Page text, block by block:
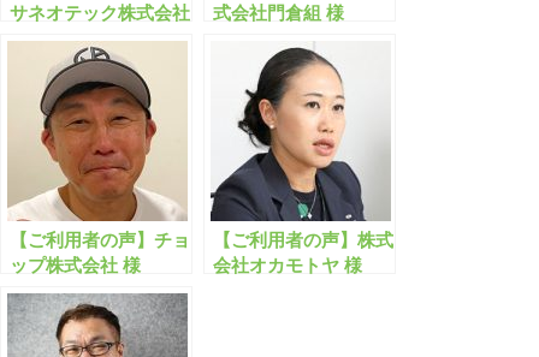
サネオテック株式会社
様
式会社門倉組 様
【ご利用者の声】チョ
ップ株式会社 様
【ご利用者の声】株式
会社オカモトヤ 様